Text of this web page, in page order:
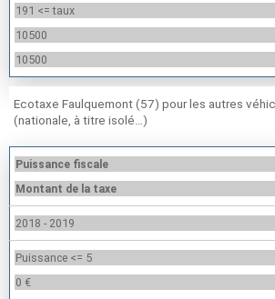
191 <= taux
10500
10500
Ecotaxe Faulquemont (57) pour les autres
(nationale, à titre isolé…)
Puissance fiscale
Montant de la taxe
2018 - 2019
Puissance <= 5
0 €